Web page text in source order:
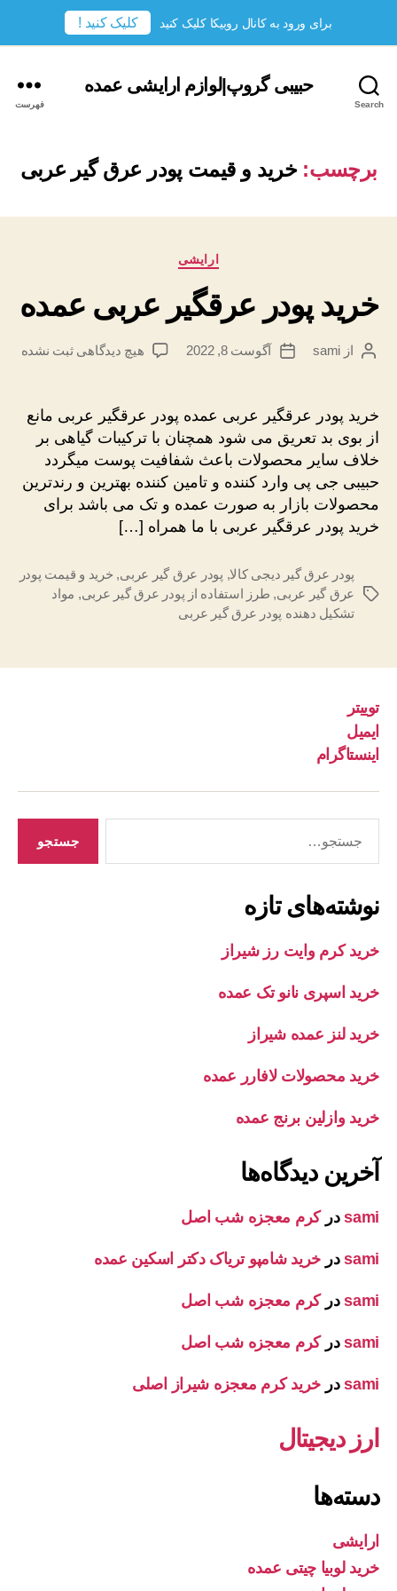
Search
حبیبی گروپ|لوازم ارایشی عمده
فهرست
برچسب: خرید و قیمت پودر عرق گیر عربی
دسته‌ها
ارایشی
خرید پودر عرقگیر عربی عمده
نویسندهٔ
از sami
تاریخآگوست 8, 2022 هیچ دیدگاهیبرای
عرقگیر
عربی
عمده
ثبت نشده
خرید پودر عرقگیر عربی عمده پودر عرقگیر عربی مانع
از بوی بد تعریق می شود همچنان با ترکیبات گیاهی بر
خلاف سایر محصولات باعث شفافیت پوست میگردد
حبیبی جی پی وارد کننده و تامین کننده بهترین و رندترین
محصولات بازار به صورت عمده و تک می باشد برای
خرید پودر عرقگیر عربی با ما همراه […]
برچسب‌ها
پودر عرق گیر دیجی کالا, پودر عرق گیر عربی, خرید و قیمت پودر
عرق گیر عربی, طرز استفاده از پودر عرق گیر عربی, مواد
تشکیل دهنده پودر عرق گیر عربی
توییتر
ایمیل
اینستاگرام
نوشته‌های تازه
خرید کرم وایت رز شیراز
خرید اسپری نانو تک عمده
خرید لنز عمده شیراز
خرید محصولات لافارر عمده
خرید وازلین برنج عمده
آخرین دیدگاه‌ها
samiدرکرم معجزه شب اصل
samiدر خرید شامپو تریاک دکتر اسکین عمده
samiدرکرم معجزه شب اصل
samiدرکرم معجزه شب اصل
samiدر خرید کرم معجزه شیراز اصلی
ارز دیجیتال
دسته‌ها
ارایشی
خرید لوبیا چیتی عمده
برای ورود به کانال روبیکا کلیک کنید کلیک کنید !